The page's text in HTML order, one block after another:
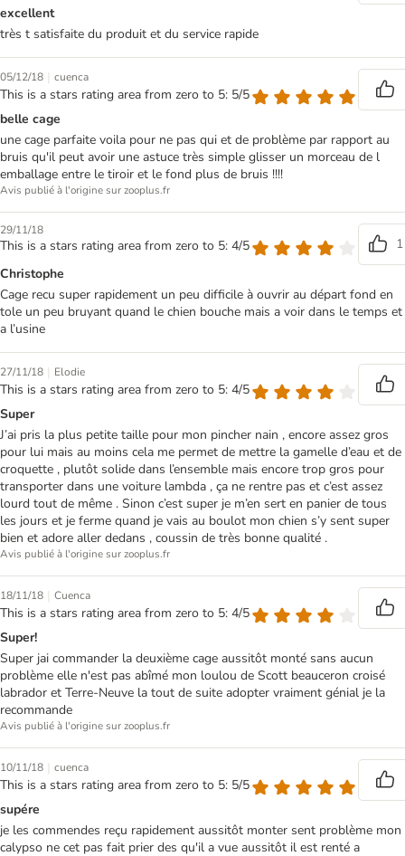
excellent
très t satisfaite du produit et du service rapide
05/12/18 | cuenca
This is a stars rating area from zero to 5: 5/5
belle cage
une cage parfaite voila pour ne pas qui et de problème par rapport au
bruis qu'il peut avoir une astuce très simple glisser un morceau de l
emballage entre le tiroir et le fond plus de bruis !!!!
Avis publié à l'origine sur zooplus.fr
29/11/18
This is a stars rating area from zero to 5: 4/5
1
Christophe
Cage recu super rapidement un peu difficile à ouvrir au départ fond en
tole un peu bruyant quand le chien bouche mais a voir dans le temps et
a l’usine
27/11/18 | Elodie
This is a stars rating area from zero to 5: 4/5
Super
J’ai pris la plus petite taille pour mon pincher nain , encore assez gros
pour lui mais au moins cela me permet de mettre la gamelle d’eau et de
croquette , plutôt solide dans l’ensemble mais encore trop gros pour
transporter dans une voiture lambda , ça ne rentre pas et c’est assez
lourd tout de même . Sinon c’est super je m’en sert en panier de tous
les jours et je ferme quand je vais au boulot mon chien s’y sent super
bien et adore aller dedans , coussin de très bonne qualité .
Avis publié à l'origine sur zooplus.fr
18/11/18 | Cuenca
This is a stars rating area from zero to 5: 4/5
Super!
Super jai commander la deuxième cage aussitôt monté sans aucun
problème elle n'est pas abîmé mon loulou de Scott beauceron croisé
labrador et Terre-Neuve la tout de suite adopter vraiment génial je la
recommande
Avis publié à l'origine sur zooplus.fr
10/11/18 | cuenca
This is a stars rating area from zero to 5: 5/5
supére
je les commendes reçu rapidement aussitôt monter sent problème mon
calypso ne cet pas fait prier des qu'il a vue aussitôt il est renté a